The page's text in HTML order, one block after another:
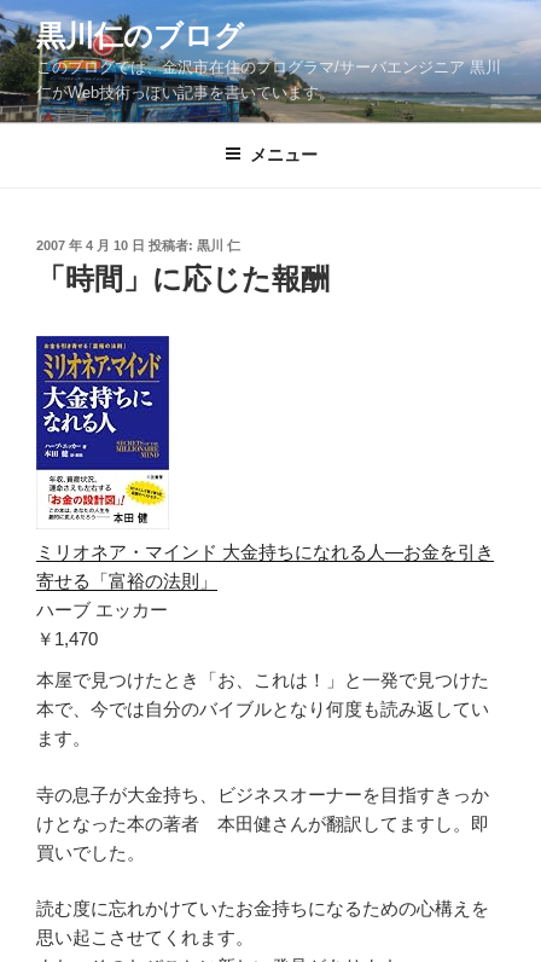
コ
ン
テ
ン
ツ
黒川仁のブログ
このブログでは、金沢市在住のプログラマ/サーバエンジニア 黒川
仁がWeb技術っぽい記事を書いています。
メニュー
投
2007 年 4 月 10 日 投稿者: 黒川 仁
「時間」に応じた報酬
ミリオネア・マインド 大金持ちになれる人―お金を引き
寄せる「富裕の法則」
ハーブ エッカー
￥1,470
本屋で見つけたとき「お、これは！」と一発で見つけた
本で、今では自分のバイブルとなり何度も読み返してい
ます。
寺の息子が大金持ち、ビジネスオーナーを目指すきっか
けとなった本の著者 本田健さんが翻訳してますし。即
買いでした。
読む度に忘れかけていたお金持ちになるための心構えを
思い起こさせてくれます。